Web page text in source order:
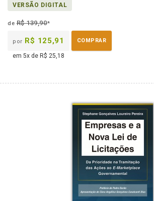
VERSÃO DIGITAL
deR$ 139,90*
por R$ 125,91 COMPRAR
em 5x de R$ 25,18